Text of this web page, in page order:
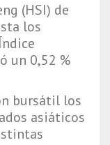
(HSI) de
los
un 0,52 %
bursátil los
asiáticos